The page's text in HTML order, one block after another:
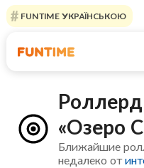
FUNTIME УКРАЇНСЬКОЮ
«Озеро
Ближайшие
недалеко от